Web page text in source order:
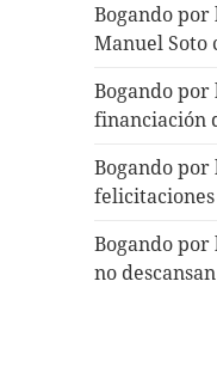
Bogando por
Manuel Soto
Bogando
financiación
Bogando por
Bogando por
no descansan